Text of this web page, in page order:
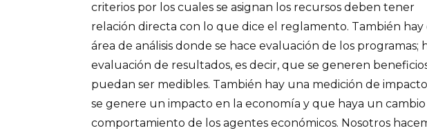
criterios por los cuales se asignan los recursos deben tener
relación directa con lo que dice el reglamento. También hay
área de análisis donde se hace evaluación de los programas;
evaluación de resultados, es decir, que se generen
puedan ser medibles. También hay una medición de
se genere un impacto en la economía y que haya un cambio
comportamiento de los agentes económicos. Nosotros